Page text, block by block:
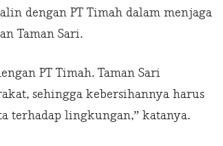
dengan PT Timah dalam menjaga
Taman Sari.
PT Timah. Taman Sari
sehingga kebersihannya harus
terhadap lingkungan,” katanya.